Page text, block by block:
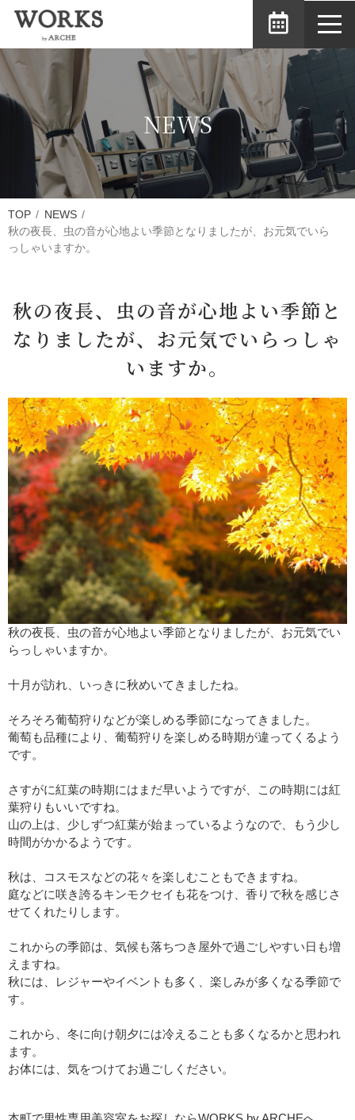
NEWS
TOP
NEWS
秋の夜長、虫の音が心地よい季節となりましたが、お元気でいら
っしゃいますか。
秋の夜長、虫の音が心地よい季節と
なりましたが、お元気でいらっしゃ
いますか。
秋の夜長、虫の音が心地よい季節となりましたが、お元気でい
らっしゃいますか。
十月が訪れ、いっきに秋めいてきましたね。
そろそろ葡萄狩りなどが楽しめる季節になってきました。
葡萄も品種により、葡萄狩りを楽しめる時期が違ってくるよう
です。
さすがに紅葉の時期にはまだ早いようですが、この時期には紅
葉狩りもいいですね。
山の上は、少しずつ紅葉が始まっているようなので、もう少し
時間がかかるようです。
秋は、コスモスなどの花々を楽しむこともできますね。
庭などに咲き誇るキンモクセイも花をつけ、香りで秋を感じさ
せてくれたりします。
これからの季節は、気候も落ちつき屋外で過ごしやすい日も増
えますね。
秋には、レジャーやイベントも多く、楽しみが多くなる季節で
す。
これから、冬に向け朝夕には冷えることも多くなるかと思われ
ます。
お体には、気をつけてお過ごしください。